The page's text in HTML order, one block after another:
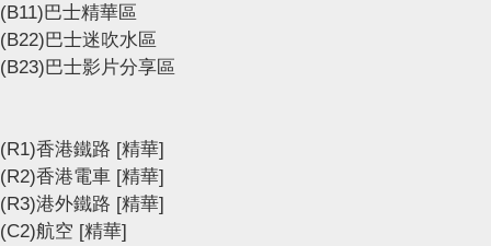
(B11)巴士精華區
(B22)巴士迷吹水區
(B23)巴士影片分享區
(R1)香港鐵路 [精華]
(R2)香港電車 [精華]
(R3)港外鐵路 [精華]
(C2)航空 [精華]